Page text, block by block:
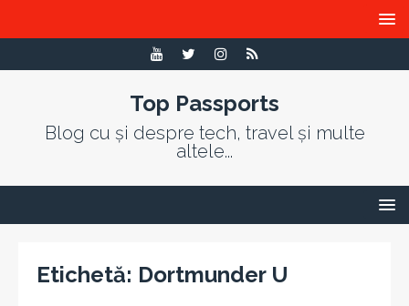
Top Passports
Blog cu și despre tech, travel și multe
altele...
Etichetă: Dortmunder U